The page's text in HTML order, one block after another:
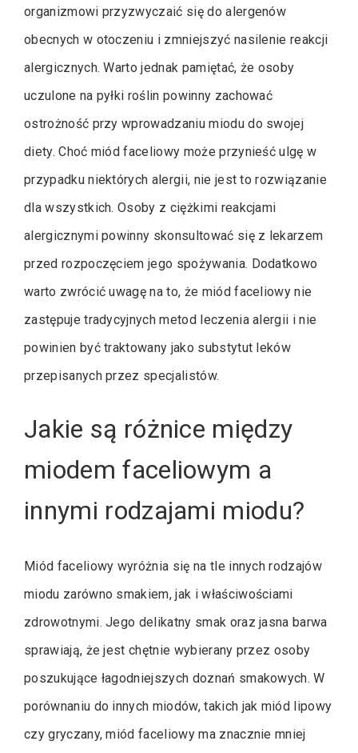
organizmowi przyzwyczaić się do alergenów
obecnych w otoczeniu i zmniejszyć nasilenie reakcji
alergicznych. Warto jednak pamiętać, że osoby
uczulone na pyłki roślin powinny zachować
ostrożność przy wprowadzaniu miodu do swojej
diety. Choć miód faceliowy może przynieść ulgę w
przypadku niektórych alergii, nie jest to rozwiązanie
dla wszystkich. Osoby z ciężkimi reakcjami
alergicznymi powinny skonsultować się z lekarzem
przed rozpoczęciem jego spożywania. Dodatkowo
warto zwrócić uwagę na to, że miód faceliowy nie
zastępuje tradycyjnych metod leczenia alergii i nie
powinien być traktowany jako substytut leków
przepisanych przez specjalistów.
Jakie są różnice między
miodem faceliowym a
innymi rodzajami miodu?
Miód faceliowy wyróżnia się na tle innych rodzajów
miodu zarówno smakiem, jak i właściwościami
zdrowotnymi. Jego delikatny smak oraz jasna barwa
sprawiają, że jest chętnie wybierany przez osoby
poszukujące łagodniejszych doznań smakowych. W
porównaniu do innych miodów, takich jak miód lipowy
czy gryczany, miód faceliowy ma znacznie mniej